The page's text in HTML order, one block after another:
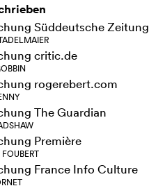
Süddeutsche Zeitung
critic.de
rogerebert.com
The Guardian
Première
FOUBERT
France Info Culture